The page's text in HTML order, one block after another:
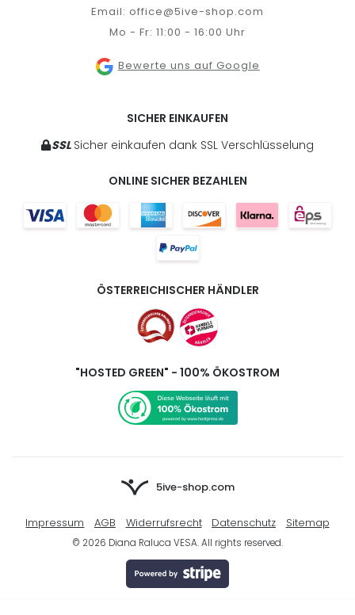
Email: office@5ive-shop.com
Mo - Fr: 11:00 - 16:00 Uhr
Bewerte uns auf Google
SICHER EINKAUFEN
SSL Sicher einkaufen dank SSL Verschlüsselung
ONLINE SICHER BEZAHLEN
ÖSTERREICHISCHER HÄNDLER
"HOSTED GREEN" - 100% ÖKOSTROM
5ive-shop.com
Impressum AGB Widerrufsrecht Datenschutz Sitemap
© 2026 Diana Raluca VESA. All rights reserved.